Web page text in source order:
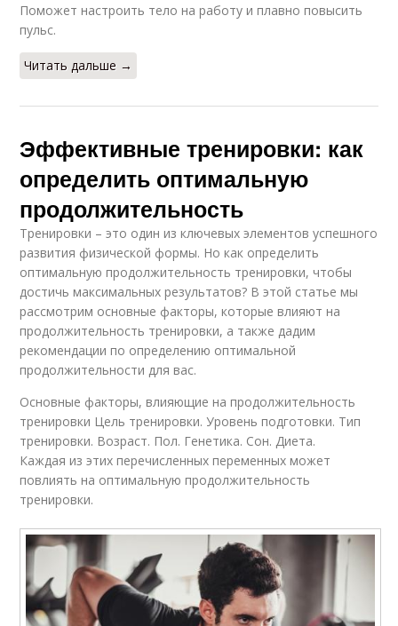
Поможет настроить тело на работу и плавно повысить
пульс.
Читать дальше →
Эффективные тренировки: как
определить оптимальную
продолжительность
Тренировки – это один из ключевых элементов успешного
развития физической формы. Но как определить
оптимальную продолжительность тренировки, чтобы
достичь максимальных результатов? В этой статье мы
рассмотрим основные факторы, которые влияют на
продолжительность тренировки, а также дадим
рекомендации по определению оптимальной
продолжительности для вас.
Основные факторы, влияющие на продолжительность
тренировки Цель тренировки. Уровень подготовки. Тип
тренировки. Возраст. Пол. Генетика. Сон. Диета.
Каждая из этих перечисленных переменных может
повлиять на оптимальную продолжительность
тренировки.